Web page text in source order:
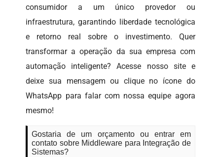
consumidor a um único provedor ou
infraestrutura, garantindo liberdade tecnológica
e retorno real sobre o investimento. Quer
transformar a operação da sua empresa com
automação inteligente? Acesse nosso site e
deixe sua mensagem ou clique no ícone do
WhatsApp para falar com nossa equipe agora
mesmo!
Gostaria de um orçamento ou entrar em
contato sobre Middleware para Integração de
Sistemas?